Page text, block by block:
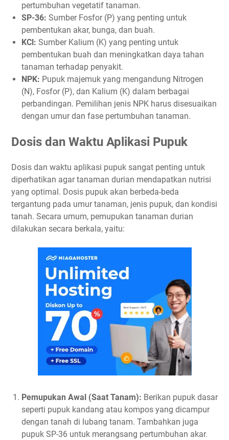
pertumbuhan vegetatif tanaman.
SP-36: Sumber Fosfor (P) yang penting untuk
pembentukan akar, bunga, dan buah.
KCl: Sumber Kalium (K) yang penting untuk
pembentukan buah dan meningkatkan daya tahan
tanaman terhadap penyakit.
NPK: Pupuk majemuk yang mengandung Nitrogen
(N), Fosfor (P), dan Kalium (K) dalam berbagai
perbandingan. Pemilihan jenis NPK harus disesuaikan
dengan umur dan fase pertumbuhan tanaman.
Dosis dan Waktu Aplikasi Pupuk
Dosis dan waktu aplikasi pupuk sangat penting untuk
diperhatikan agar tanaman durian mendapatkan nutrisi
yang optimal. Dosis pupuk akan berbeda-beda
tergantung pada umur tanaman, jenis pupuk, dan kondisi
tanah. Secara umum, pemupukan tanaman durian
dilakukan secara berkala, yaitu:
Pemupukan Awal (Saat Tanam): Berikan pupuk dasar
seperti pupuk kandang atau kompos yang dicampur
dengan tanah di lubang tanam. Tambahkan juga
pupuk SP-36 untuk merangsang pertumbuhan akar.